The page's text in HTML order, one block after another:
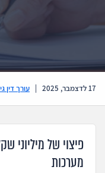
17 לדצמבר, 2025 עורך דין
מערכות